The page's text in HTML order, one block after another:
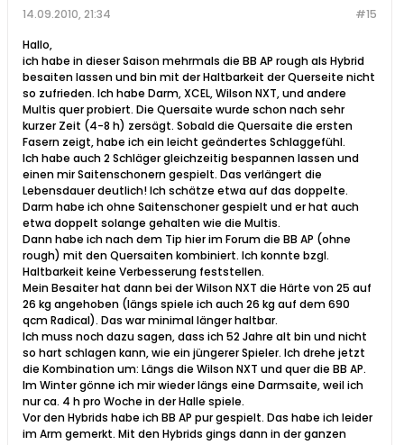
#15
14.09.2010, 21:34
Hallo,
ich habe in dieser Saison mehrmals die BB AP rough als Hybrid
besaiten lassen und bin mit der Haltbarkeit der Querseite nicht
so zufrieden. Ich habe Darm, XCEL, Wilson NXT, und andere
Multis quer probiert. Die Quersaite wurde schon nach sehr
kurzer Zeit (4-8 h) zersägt. Sobald die Quersaite die ersten
Fasern zeigt, habe ich ein leicht geändertes Schlaggefühl.
Ich habe auch 2 Schläger gleichzeitig bespannen lassen und
einen mir Saitenschonern gespielt. Das verlängert die
Lebensdauer deutlich! Ich schätze etwa auf das doppelte.
Darm habe ich ohne Saitenschoner gespielt und er hat auch
etwa doppelt solange gehalten wie die Multis.
Dann habe ich nach dem Tip hier im Forum die BB AP (ohne
rough) mit den Quersaiten kombiniert. Ich konnte bzgl.
Haltbarkeit keine Verbesserung feststellen.
Mein Besaiter hat dann bei der Wilson NXT die Härte von 25 auf
26 kg angehoben (längs spiele ich auch 26 kg auf dem 690
qcm Radical). Das war minimal länger haltbar.
Ich muss noch dazu sagen, dass ich 52 Jahre alt bin und nicht
so hart schlagen kann, wie ein jüngerer Spieler. Ich drehe jetzt
die Kombination um: Längs die Wilson NXT und quer die BB AP.
Im Winter gönne ich mir wieder längs eine Darmsaite, weil ich
nur ca. 4 h pro Woche in der Halle spiele.
Vor den Hybrids habe ich BB AP pur gespielt. Das habe ich leider
im Arm gemerkt. Mit den Hybrids gings dann in der ganzen